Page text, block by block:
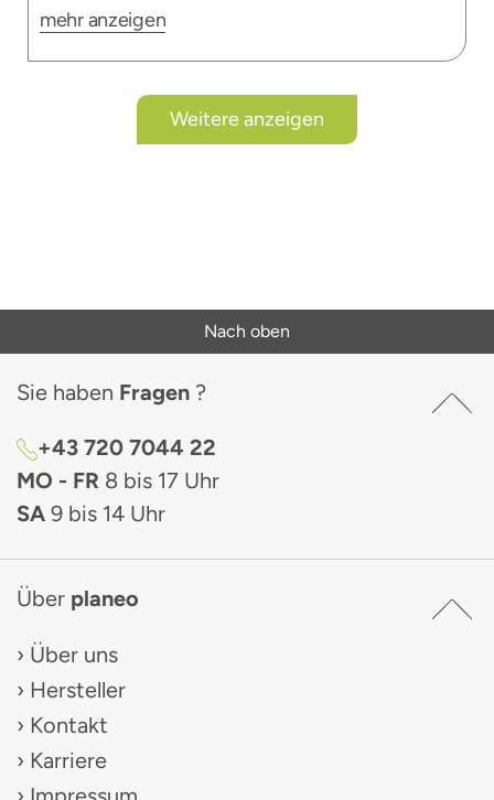
nichts ein, was planeo hätte besser machen können.
mehr anzeigen
Weitere anzeigen
Nach oben
Sie haben Fragen ?
+43 720 7044 22
MO - FR 8 bis 17 Uhr
SA 9 bis 14 Uhr
Über planeo
Über uns
Hersteller
Kontakt
Karriere